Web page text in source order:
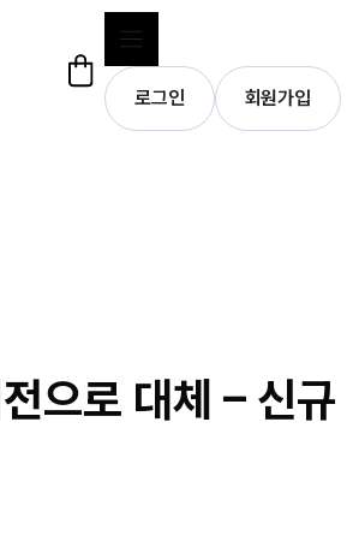
로그인 회원가입
으로 대체 – 신규